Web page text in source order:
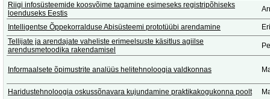
Riigi infosüsteemide koosvõime tagamine esimeseks registripõhiseks
loenduseks Eestis
Intelligentse Õppekorralduse Abisüsteemi prototüübi arendamine
Tellijate ja arendajate vaheliste erimeelsuste käsitlus agiilse
arendusmetoodika rakendamisel
Informaalsete õpimustrite analüüs helitehnoloogia valdkonnas
Haridustehnoloogia oskussõnavara kujundamine praktikakogukonna poolt